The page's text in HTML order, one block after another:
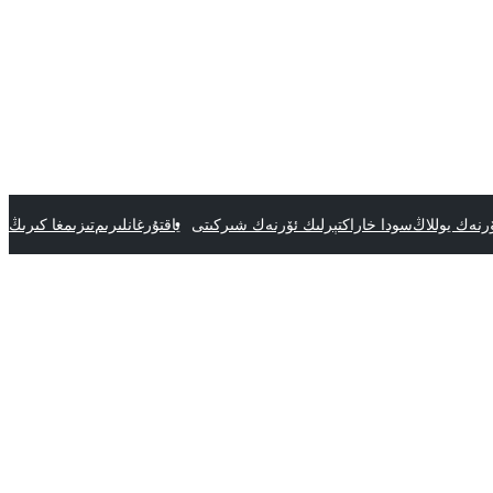
يوللاڭسودا خاراكتېرلىك ئۆرنەك شىركىتى ياقتۇرغانلىرىمتىزىمغا كىرىڭ